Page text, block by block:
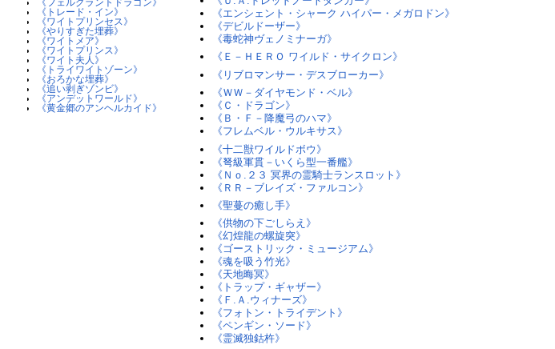
《トレード・イン》
《ワイトプリンセス》
《やりすぎた埋葬》
《ワイトメア》
《ワイトプリンス》
《ワイト夫人》
《トライワイトゾーン》
《おろかな埋葬》
《追い剥ぎゾンビ》
《アンデットワールド》
《黄金郷のアンヘルカイド》
《エンシェント・シャーク ハイパー・メガロドン》
《デビルドーザー》
《毒蛇神ヴェノミナーガ》
《Ｅ－ＨＥＲＯ ワイルド・サイクロン》
《リブロマンサー・デスブローカー》
《ＷＷ－ダイヤモンド・ベル》
《Ｃ・ドラゴン》
《Ｂ・Ｆ－降魔弓のハマ》
《フレムベル・ウルキサス》
《十二獣ワイルドボウ》
《弩級軍貫－いくら型一番艦》
《Ｎｏ.２３ 冥界の霊騎士ランスロット》
《ＲＲ－ブレイズ・ファルコン》
《聖蔓の癒し手》
《供物の下ごしらえ》
《幻煌龍の螺旋突》
《ゴーストリック・ミュージアム》
《魂を吸う竹光》
《天地晦冥》
《トラップ・ギャザー》
《Ｆ.Ａ.ウィナーズ》
《フォトン・トライデント》
《ペンギン・ソード》
《霊滅独鈷杵》